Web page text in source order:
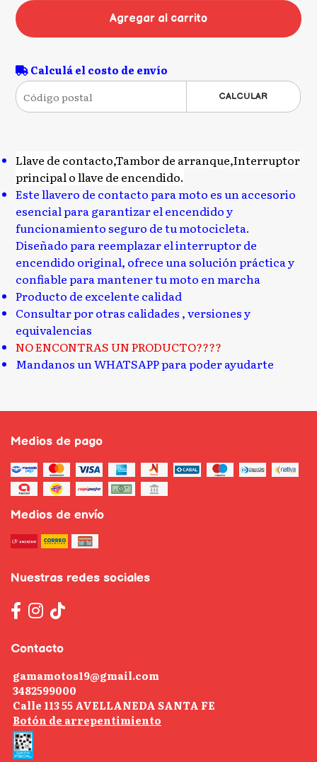
Agregar al carrito
Calculá el costo de envío
CALCULAR
Llave de contacto,Tambor de arranque,Interruptor
principal o llave de encendido.
Este llavero de contacto para moto es un accesorio
esencial para garantizar el encendido y
funcionamiento seguro de tu motocicleta.
Diseñado para reemplazar el interruptor de
encendido original, ofrece una solución práctica y
confiable para mantener tu moto en marcha
Producto de excelente calidad
Consultar por otras calidades , versiones y
equivalencias
NO ENCONTRAS UN PRODUCTO????
Mandanos un WHATSAPP para poder ayudarte
Medios de pago
Medios de envío
Nuestras redes sociales
Contacto
gamamotos19@gmail.com
3482599000
Calle 113 55 AVELLANEDA SANTA FE
Botón de arrepentimiento